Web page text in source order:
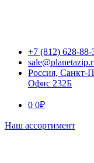
+7 (812) 628-88-
Россия, Санкт-
Офис 232Б
0 0₽
Наш ассортимент